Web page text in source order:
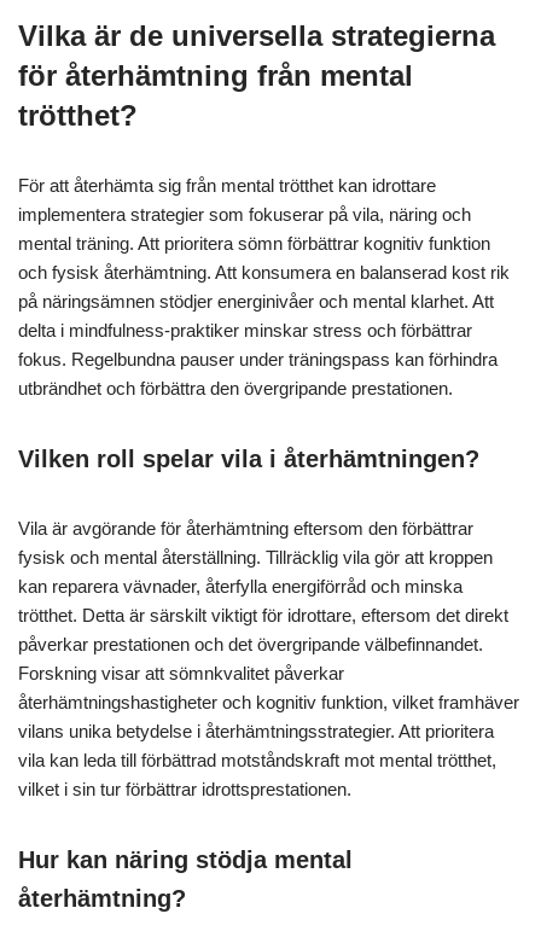
Vilka är de universella strategierna
för återhämtning från mental
trötthet?
För att återhämta sig från mental trötthet kan idrottare
implementera strategier som fokuserar på vila, näring och
mental träning. Att prioritera sömn förbättrar kognitiv funktion
och fysisk återhämtning. Att konsumera en balanserad kost rik
på näringsämnen stödjer energinivåer och mental klarhet. Att
delta i mindfulness-praktiker minskar stress och förbättrar
fokus. Regelbundna pauser under träningspass kan förhindra
utbrändhet och förbättra den övergripande prestationen.
Vilken roll spelar vila i återhämtningen?
Vila är avgörande för återhämtning eftersom den förbättrar
fysisk och mental återställning. Tillräcklig vila gör att kroppen
kan reparera vävnader, återfylla energiförråd och minska
trötthet. Detta är särskilt viktigt för idrottare, eftersom det direkt
påverkar prestationen och det övergripande välbefinnandet.
Forskning visar att sömnkvalitet påverkar
återhämtningshastigheter och kognitiv funktion, vilket framhäver
vilans unika betydelse i återhämtningsstrategier. Att prioritera
vila kan leda till förbättrad motståndskraft mot mental trötthet,
vilket i sin tur förbättrar idrottsprestationen.
Hur kan näring stödja mental
återhämtning?